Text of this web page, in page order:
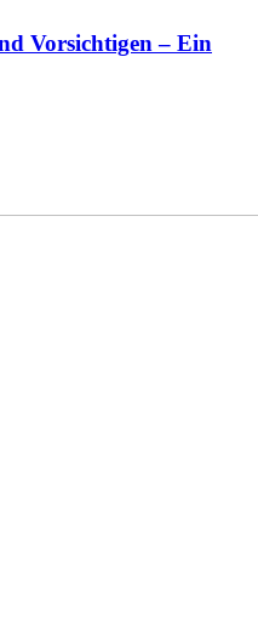
Vorsichtigen – Ein